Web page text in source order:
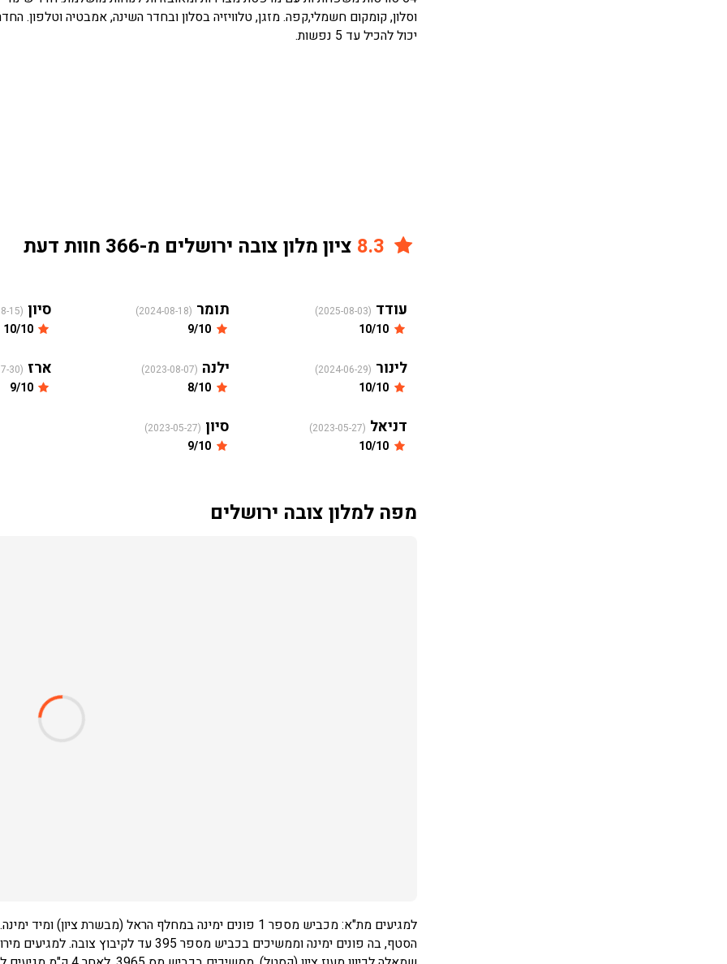
וסלון, קומקום חשמלי,קפה. מזגן, טלוויזיה בסלון ובחדר השינה, אמבטיה וטלפון.
יכול להכיל עד 5 נפשות.
ציון מלון צובה ירושלים מ-366 חוות דעת
עודד (2025-08-03) תומר (2024-08-18) סיון (2024-08-15)
לינור (2024-06-29) ילנה (2023-08-07) ארז (2023-07-30)
דניאל (2023-05-27) סיון (2023-05-27)
מפה למלון צובה ירושלים